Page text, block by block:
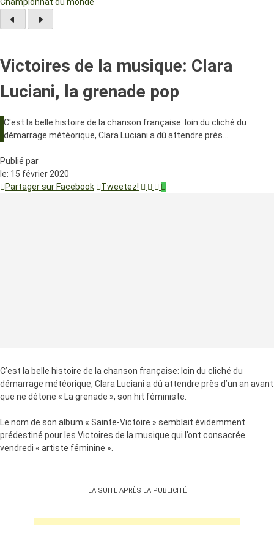
Victoires de la musique: Clara
Luciani, la grenade pop
C'est la belle histoire de la chanson française: loin du cliché du
démarrage météorique, Clara Luciani a dû attendre près…
Publié par
le: 15 février 2020
Partager sur Facebook
Tweetez!
C’est la belle histoire de la chanson française: loin du cliché du
démarrage météorique, Clara Luciani a dû attendre près d’un an avant
que ne détone « La grenade », son hit féministe.
Le nom de son album « Sainte-Victoire » semblait évidemment
prédestiné pour les Victoires de la musique qui l’ont consacrée
vendredi « artiste féminine ».
LA SUITE APRÈS LA PUBLICITÉ